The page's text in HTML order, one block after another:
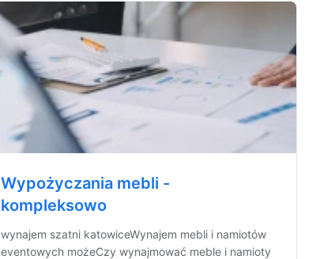
Wypożyczania mebli -
kompleksowo
wynajem szatni katowiceWynajem mebli i namiotów
eventowych możeCzy wynajmować meble i namioty